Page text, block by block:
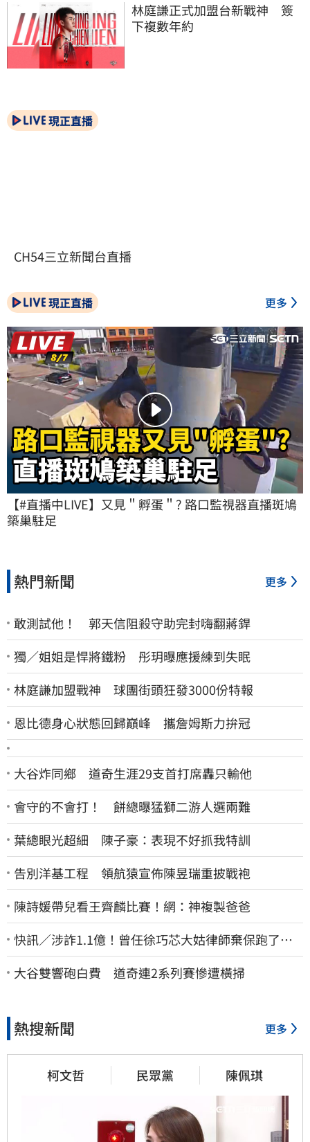
林庭謙正式加盟台新戰神　簽
下複數年約
現正直播
CH54三立新聞台直播
現正直播 更多
【#直播中LIVE】又見＂孵蛋＂? 路口監視器直播斑鳩
築巢駐足
熱門新聞 更多
敢測試他！ 郭天信阻殺守助完封嗨翻蔣銲
獨／姐姐是悍將鐵粉 彤玥曝應援練到失眠
林庭謙加盟戰神 球團街頭狂發3000份特報
恩比德身心狀態回歸巔峰 攜詹姆斯力拚冠
大谷炸同鄉 道奇生涯29支首打席轟只輸他
會守的不會打！ 餅總曝猛獅二游人選兩難
葉總眼光超細 陳子豪：表現不好抓我特訓
告別洋基工程 領航猿宣佈陳昱瑞重披戰袍
陳詩媛帶兒看王齊麟比賽！網：神複製爸爸
快訊／涉詐1.1億！曾任徐巧芯大姑律師棄保跑了…
媽也離境 桃檢發通緝
大谷雙響砲白費 道奇連2系列賽慘遭橫掃
熱搜新聞 更多
柯文哲 民眾黨 陳佩琪